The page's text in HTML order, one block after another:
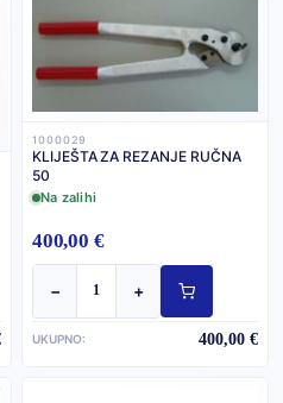
1000029
KLIJEŠTA ZA REZANJE RUČNA
50
Na zalihi
400,00 €
− +
UKUPNO: 400,00 €